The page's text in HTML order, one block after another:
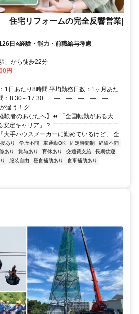
住宅リフォームの完全反響営業|
日⭐経験・能力・前職給与考慮
」から徒歩22分
円
1日あたり8時間 平均勤務日数：1ヶ月あた
：8:30～17:30 ･･･―･･―･･―･･―･･―･･
違う！グ...
験者のあなたへ】⏪ 「全国転勤がある大
安定キャリア」？ ￣￣￣￣￣￣￣￣￣￣￣
手ハウスメーカーに勤めているけど、 全...
あり 学歴不問 車通勤OK 固定時間制
経験不問
あり 賞与あり 育休あり 交通費支給
長期歓迎
服装自由 昼食補助あり 食事補助あり